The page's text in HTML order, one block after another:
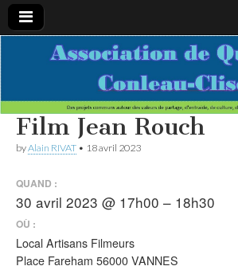
Association
de
Quartier
Conleau-
Cliscouet
Des projets
valeurs de
partage,
d’entraide,
de culture,
de
d’écologie…
Film Jean Rouch
byAlain RIVAT • 18 avril 2023
QUAND :
30 avril 2023 @ 17h00 – 18h30
OÙ :
Local Artisans Filmeurs
Place Fareham 56000 VANNES